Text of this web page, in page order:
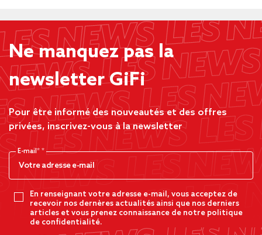
Ne manquez pas la
newsletter GiFi
Pour être informé des nouveautés et des offres
privées, inscrivez-vous à la newsletter
E-mail*
En renseignant votre adresse e-mail, vous acceptez de
recevoir nos dernères actualités ainsi que nos derniers
articles et vous prenez connaissance de notre politique
de confidentialité.